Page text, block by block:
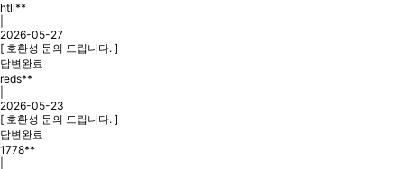
htli**
2026-05-27
[ 호환성 문의 드립니다. ]
답변완료
reds**
2026-05-23
[ 호환성 문의 드립니다. ]
답변완료
1778**